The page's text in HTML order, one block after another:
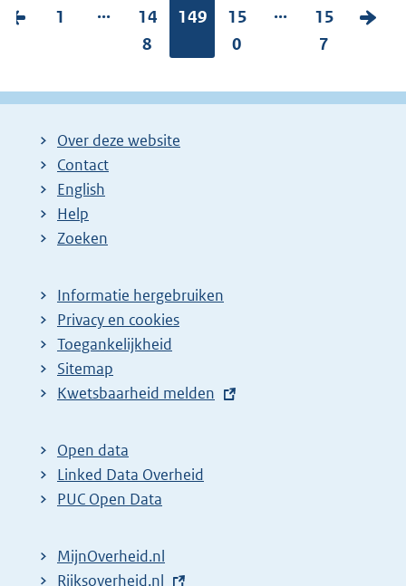
V
i
P
i
a
:
1 ...
P
a
i
a
14
8
Pagina:
149
P
a
i
15
0
...
P
a
i
15
7
V
g
Over deze website
Contact
English
Help
Zoeken
Informatie hergebruiken
Privacy en cookies
Toegankelijkheid
Sitemap
E
t
e
r
l
Kwetsbaarheid melden
Open data
Linked Data Overheid
PUC Open Data
MijnOverheid.nl
E
Rijksoverheid.nl